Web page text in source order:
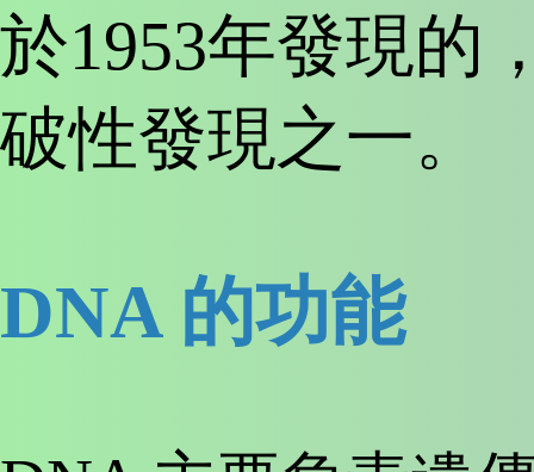
於1953年發現的
破性發現之一。
DNA 的功能